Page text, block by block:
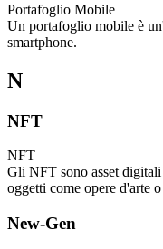
Portafoglio Mobile
Un portafoglio mobile è
smartphone.
N
NFT
NFT
Gli NFT sono asset
oggetti come opere d'arte
New-Gen